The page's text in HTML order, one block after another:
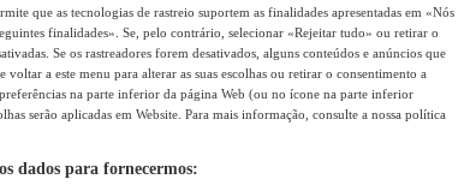
que as tecnologias de rastreio suportem as finalidades apresentadas em «Nós
finalidades». Se, pelo contrário, selecionar «Rejeitar tudo» ou retirar o
Se os rastreadores forem desativados, alguns conteúdos e anúncios que
voltar a este menu para alterar as suas escolhas ou retirar o consentimento a
na parte inferior da página Web (ou no ícone na parte inferior
serão aplicadas em Website. Para mais informação, consulte a nossa política
dados para fornecermos: